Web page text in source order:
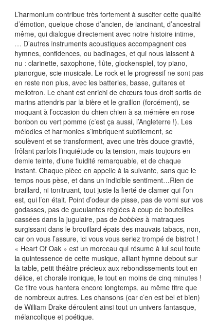
L’harmonium contribue très fortement à susciter cette qualité
d’émotion, quelque chose d’ancien, de lancinant, d’ancestral
même, qui dialogue directement avec notre histoire intime,
… D’autres instruments acoustiques accompagnent ces
hymnes, confidences, ou badinages, et qui nous laissent à
nu : clarinette, saxophone, flûte, glockenspiel, toy piano,
pianorgue, scie musicale. Le rock et le progressif ne sont pas
en reste non plus, avec les batteries, basse, guitares et
mellotron. Le chant est enrichi de chœurs tous droit sortis de
marins attendris par la bière et le graillon (forcément), se
moquant à l’occasion du chien chien à sa mémère en rose
bonbon ou vert pomme (c’est ça aussi, l’Angleterre !). Les
mélodies et harmonies s’imbriquent subtilement, se
soulèvent et se transforment, avec une très douce gravité,
frôlant parfois l’inquiétude ou la tension, mais toujours en
demie teinte, d’une fluidité remarquable, et de chaque
instant. Chaque pièce en appelle à la suivante, sans que le
temps nous pèse, et dans un indicible sentiment…Rien de
braillard, ni tonitruant, tout juste la fierté de clamer qui l’on
est, qui l’on était. Point d’odeur de pisse, pas de vomi sur vos
godasses, pas de gueulantes réglées à coup de bouteilles
cassées dans la jugulaire, pas de bobbies à matraques
surgissant dans le brouillard épais des mauvais tabacs, non,
car on vous l’assure, ici vous vous seriez trompé de bistrot !
« Heart Of Oak » est un morceau qui résume à lui seul toute
la quintessence de cette musique, alliant hymne debout sur
la table, petit théâtre précieux aux rebondissements tout en
délice, et chorale ironique, le tout en moins de cinq minutes !
Ce titre vous hantera encore longtemps, au même titre que
de nombreux autres. Les chansons (car c’en est bel et bien)
de William Drake déroulent ainsi tout un univers fantasque,
mélancolique et poétique.